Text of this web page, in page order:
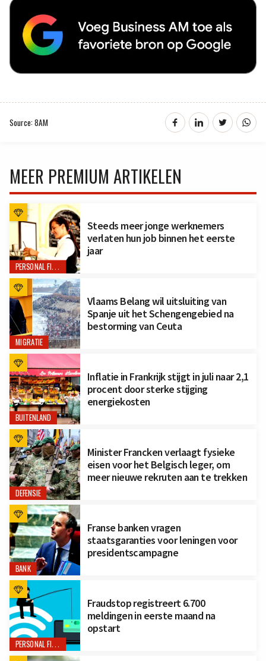
Source: 8AM
MEER PREMIUM ARTIKELEN
PERSONAL FINANCE
Steeds meer jonge werknemers
verlaten hun job binnen het eerste
jaar
MIGRATIE
Vlaams Belang wil uitsluiting van
Spanje uit het Schengengebied na
bestorming van Ceuta
BUITENLAND
Inflatie in Frankrijk stijgt in juli naar 2,1
procent door sterke stijging
energiekosten
DEFENSIE
Minister Francken verlaagt fysieke
eisen voor het Belgisch leger, om
meer nieuwe rekruten aan te trekken
BANK
Franse banken vragen
staatsgaranties voor leningen voor
presidentscampagne
PERSONAL FINANCE
Fraudstop registreert 6.700
meldingen in eerste maand na
opstart